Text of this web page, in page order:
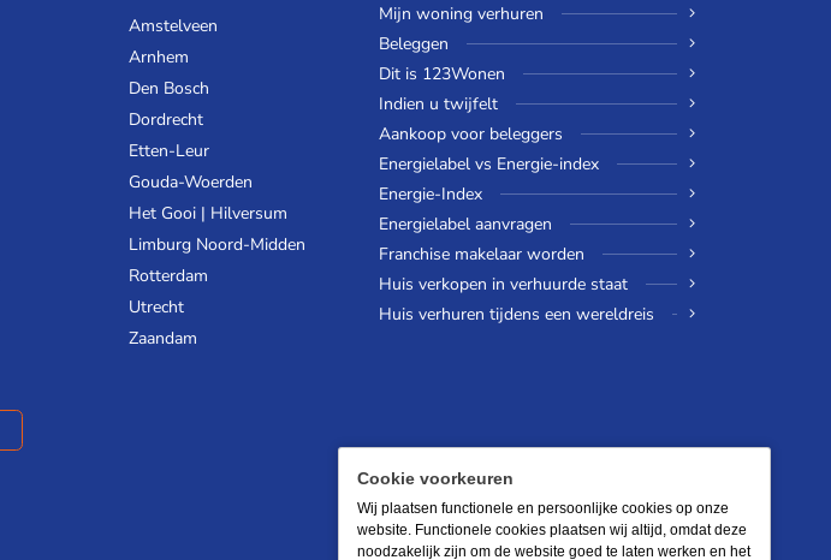
Amstelveen
Arnhem
Den Bosch
Dordrecht
Etten-Leur
Gouda-Woerden
Het Gooi | Hilversum
Limburg Noord-Midden
Rotterdam
Utrecht
Zaandam
Mijn woning verhuren
Beleggen
Dit is 123Wonen
Indien u twijfelt
Aankoop voor beleggers
Energielabel vs Energie-index
Energie-Index
Energielabel aanvragen
Franchise makelaar worden
Huis verkopen in verhuurde staat
Huis verhuren tijdens een wereldreis
Cookie voorkeuren
Wij plaatsen functionele en persoonlijke cookies op onze
website. Functionele cookies plaatsen wij altijd, omdat deze
noodzakelijk zijn om de website goed te laten werken en het